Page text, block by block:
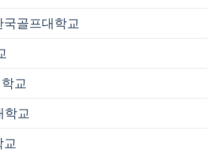
국골프대학교
교
학교
교